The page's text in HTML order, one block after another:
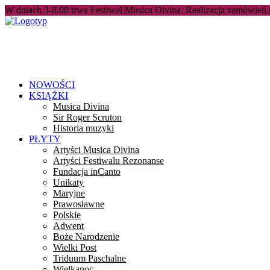
W dniach 3-8.08 trwa Festiwal Musica Divina. Realizacja
NOWOŚCI
KSIĄŻKI
Musica Divina
Sir Roger Scruton
Historia muzyki
PŁYTY
Artyści Musica Divina
Artyści Festiwalu Rezonanse
Fundacja inCanto
Unikaty
Maryjne
Prawosławne
Polskie
Adwent
Boże Narodzenie
Wielki Post
Triduum Paschalne